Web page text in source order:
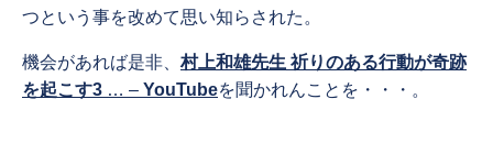
つという事を改めて思い知らされた。
機会があれば是非、村上和雄先生 祈りのある行動が奇跡
を起こす3 … – YouTubeを聞かれんことを・・・。